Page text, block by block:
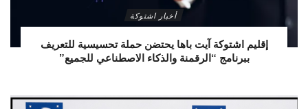
أخبار اشتوكة
إقليم اشتوكة آيت باها يحتضن حملة تحسيسية للتعريف
ببرنامج “الرقمنة والذكاء الاصطناعي للجميع”